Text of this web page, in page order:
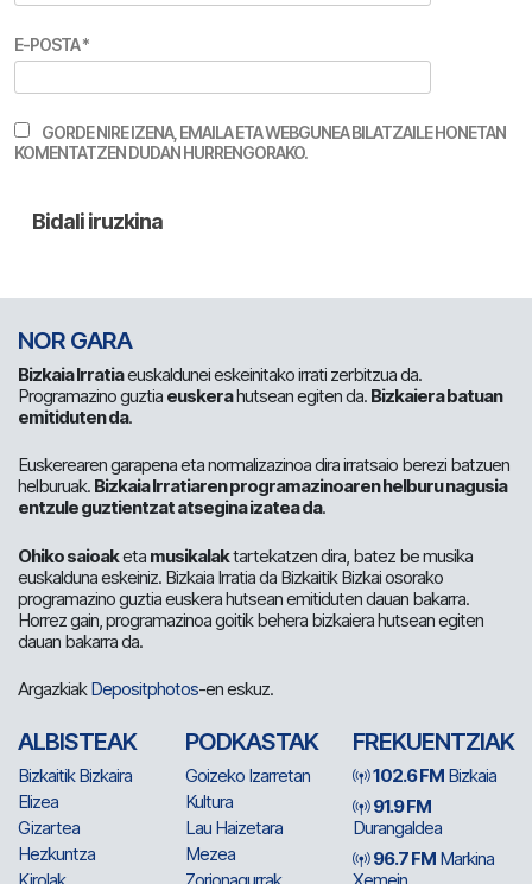
E-POSTA*
GORDE NIRE IZENA, EMAILA ETA WEBGUNEA BILATZAILE HONETAN
KOMENTATZEN DUDAN HURRENGORAKO.
NOR GARA
Bizkaia Irratiaeuskaldunei eskeinitako irrati zerbitzua da.
Programazino guztia euskerahutsean egiten da. Bizkaiera batuan
emitiduten da.
Euskerearen garapena eta normalizazinoa dira irratsaio berezi batzuen
helburuak. Bizkaia Irratiaren programazinoaren helburu nagusia
entzule guztientzat atsegina izatea da.
Ohiko saioaketa musikalaktartekatzen dira, batez be musika
euskalduna eskeiniz. Bizkaia Irratia da Bizkaitik Bizkai osorako
programazino guztia euskera hutsean emitiduten dauan bakarra.
Horrez gain, programazinoa goitik behera bizkaiera hutsean egiten
dauan bakarra da.
ArgazkiakDepositphotos-en eskuz.
ALBISTEAK
Bizkaitik Bizkaira
Elizea
Gizartea
Hezkuntza
PODKASTAK
Goizeko Izarretan
Kultura
Lau Haizetara
Mezea
FREKUENTZIAK
102.6 FM Bizkaia
91.9 FM
Durangaldea
96.7 FM Markina